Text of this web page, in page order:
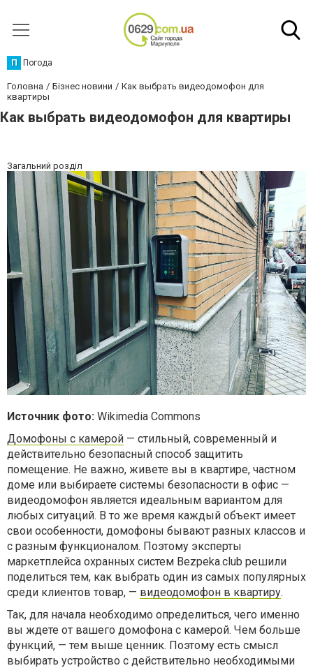
П Погода
Головна Бізнес новини
Как выбрать видеодомофон для
квартиры
Как выбрать видеодомофон для квартиры
Загальний розділ
Источник фото: Wikimedia Commons
Домофоны с камерой — стильный, современный и
действительно безопасный способ защитить
помещение. Не важно, живете вы в квартире, частном
доме или выбираете системы безопасности в офис —
видеодомофон является идеальным вариантом для
любых ситуаций. В то же время каждый объект имеет
свои особенности, домофоны бывают разных классов и
с разным функционалом. Поэтому эксперты
маркетплейса охранных систем Bezpeka.club решили
поделиться тем, как выбрать один из самых популярных
среди клиентов товар, — видеодомофон в квартиру.
Так, для начала необходимо определиться, чего именно
вы ждете от вашего домофона с камерой. Чем больше
функций, — тем выше ценник. Поэтому есть смысл
выбирать устройство с действительно необходимыми